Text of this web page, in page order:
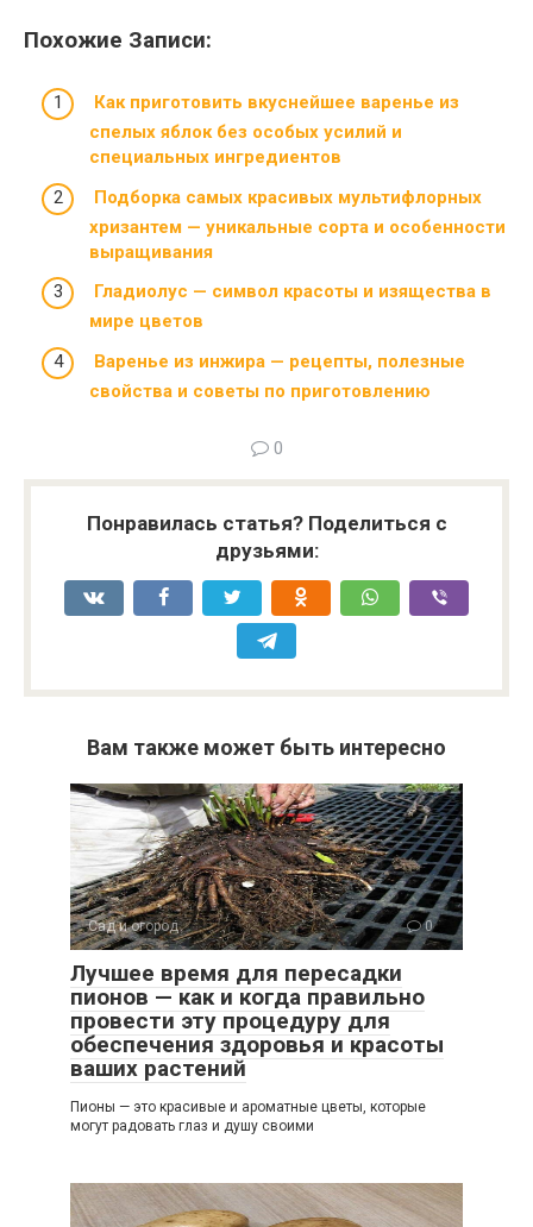
Похожие Записи:
Как приготовить вкуснейшее варенье из
спелых яблок без особых усилий и
специальных ингредиентов
Подборка самых красивых мультифлорных
хризантем — уникальные сорта и особенности
выращивания
Гладиолус — символ красоты и изящества в
мире цветов
Варенье из инжира — рецепты, полезные
свойства и советы по приготовлению
0
Понравилась статья? Поделиться с
друзьями:
Вам также может быть интересно
Сад и огород 0
Лучшее время для пересадки
пионов — как и когда правильно
провести эту процедуру для
обеспечения здоровья и красоты
ваших растений
Пионы — это красивые и ароматные цветы, которые
могут радовать глаз и душу своими